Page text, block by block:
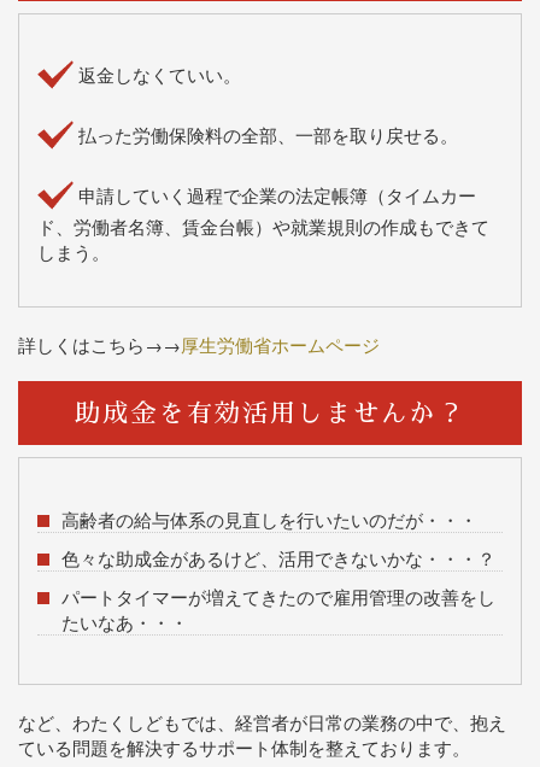
返金しなくていい。
払った労働保険料の全部、一部を取り戻せる。
申請していく過程で企業の法定帳簿（タイムカー
ド、労働者名簿、賃金台帳）や就業規則の作成もできて
しまう。
詳しくはこちら→→厚生労働省ホームページ
助成金を有効活用しませんか？
高齢者の給与体系の見直しを行いたいのだが・・・
色々な助成金があるけど、活用できないかな・・・？
パートタイマーが増えてきたので雇用管理の改善をし
たいなあ・・・
など、わたくしどもでは、経営者が日常の業務の中で、抱え
ている問題を解決するサポート体制を整えております。